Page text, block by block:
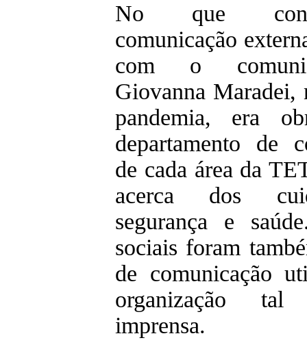
No que
comunicação
com o
Giovanna
pandemia, era
departamento de
de cada área da
acerca dos
segurança e
sociais foram
de comunicação
organização
imprensa.